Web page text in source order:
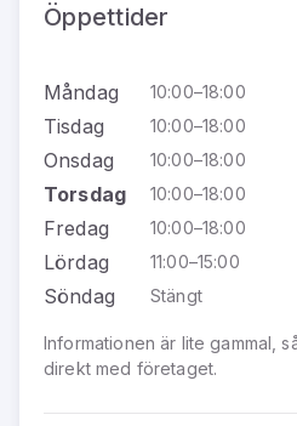
Öppettider
Måndag 10:00–18:00
Tisdag 10:00–18:00
Onsdag 10:00–18:00
Torsdag 10:00–18:00
Fredag 10:00–18:00
Lördag 11:00–15:00
Söndag Stängt
Informationen är lite gammal,
direkt med företaget.